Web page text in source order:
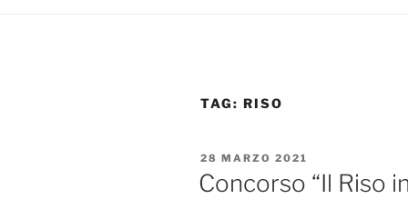
TAG: RISO
PUBBLICATO
IL
28 MARZO 2021
Concorso “Il Riso